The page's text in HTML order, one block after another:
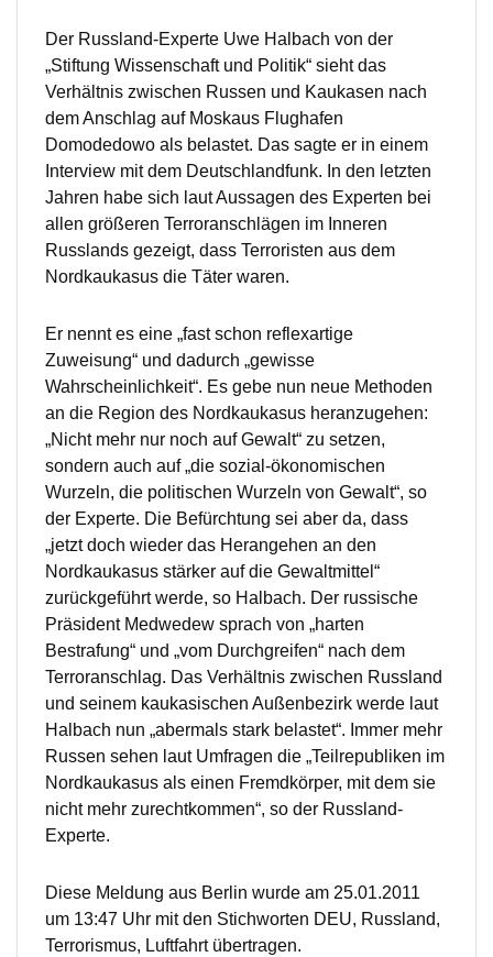
Der Russland-Experte Uwe Halbach von der
„Stiftung Wissenschaft und Politik“ sieht das
Verhältnis zwischen Russen und Kaukasen nach
dem Anschlag auf Moskaus Flughafen
Domodedowo als belastet. Das sagte er in einem
Interview mit dem Deutschlandfunk. In den letzten
Jahren habe sich laut Aussagen des Experten bei
allen größeren Terroranschlägen im Inneren
Russlands gezeigt, dass Terroristen aus dem
Nordkaukasus die Täter waren.
Er nennt es eine „fast schon reflexartige
Zuweisung“ und dadurch „gewisse
Wahrscheinlichkeit“. Es gebe nun neue Methoden
an die Region des Nordkaukasus heranzugehen:
„Nicht mehr nur noch auf Gewalt“ zu setzen,
sondern auch auf „die sozial-ökonomischen
Wurzeln, die politischen Wurzeln von Gewalt“, so
der Experte. Die Befürchtung sei aber da, dass
„jetzt doch wieder das Herangehen an den
Nordkaukasus stärker auf die Gewaltmittel“
zurückgeführt werde, so Halbach. Der russische
Präsident Medwedew sprach von „harten
Bestrafung“ und „vom Durchgreifen“ nach dem
Terroranschlag. Das Verhältnis zwischen Russland
und seinem kaukasischen Außenbezirk werde laut
Halbach nun „abermals stark belastet“. Immer mehr
Russen sehen laut Umfragen die „Teilrepubliken im
Nordkaukasus als einen Fremdkörper, mit dem sie
nicht mehr zurechtkommen“, so der Russland-
Experte.
Diese Meldung aus Berlin wurde am 25.01.2011
um 13:47 Uhr mit den Stichworten DEU, Russland,
Terrorismus, Luftfahrt übertragen.